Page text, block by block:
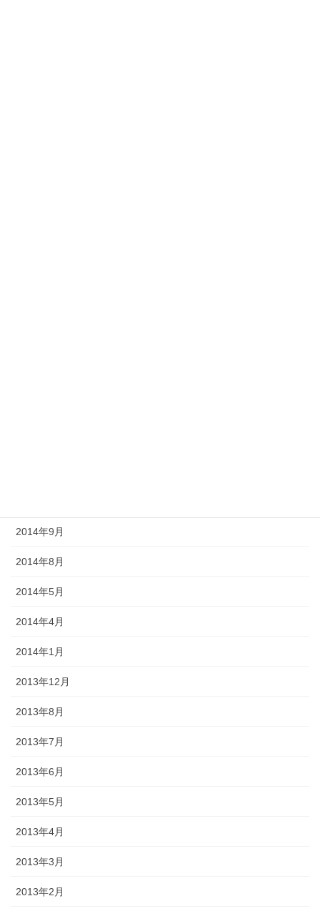
2014年9月
2014年8月
2014年5月
2014年4月
2014年1月
2013年12月
2013年8月
2013年7月
2013年6月
2013年5月
2013年4月
2013年3月
2013年2月